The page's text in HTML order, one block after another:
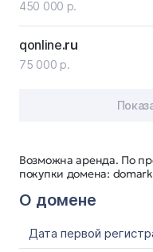
Возможна аренда. По
покупки домена:
О домене
Дата первой
450 000 р.
qonline.ru
75 000 р.